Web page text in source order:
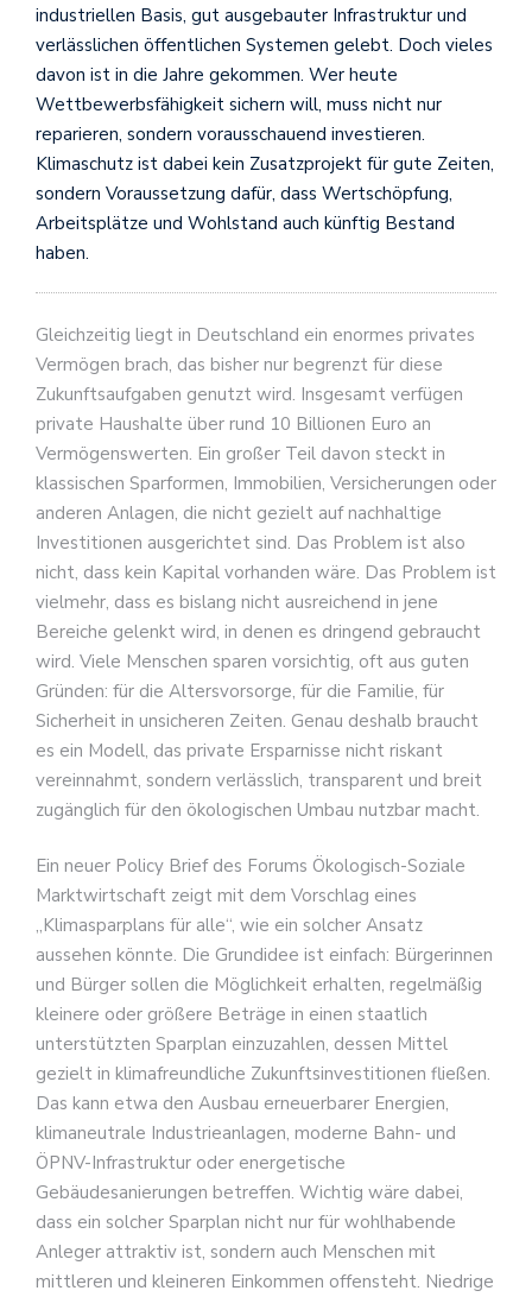
industriellen Basis, gut ausgebauter Infrastruktur und
verlässlichen öffentlichen Systemen gelebt. Doch vieles
davon ist in die Jahre gekommen. Wer heute
Wettbewerbsfähigkeit sichern will, muss nicht nur
reparieren, sondern vorausschauend investieren.
Klimaschutz ist dabei kein Zusatzprojekt für gute Zeiten,
sondern Voraussetzung dafür, dass Wertschöpfung,
Arbeitsplätze und Wohlstand auch künftig Bestand
haben.
Gleichzeitig liegt in Deutschland ein enormes privates
Vermögen brach, das bisher nur begrenzt für diese
Zukunftsaufgaben genutzt wird. Insgesamt verfügen
private Haushalte über rund 10 Billionen Euro an
Vermögenswerten. Ein großer Teil davon steckt in
klassischen Sparformen, Immobilien, Versicherungen oder
anderen Anlagen, die nicht gezielt auf nachhaltige
Investitionen ausgerichtet sind. Das Problem ist also
nicht, dass kein Kapital vorhanden wäre. Das Problem ist
vielmehr, dass es bislang nicht ausreichend in jene
Bereiche gelenkt wird, in denen es dringend gebraucht
wird. Viele Menschen sparen vorsichtig, oft aus guten
Gründen: für die Altersvorsorge, für die Familie, für
Sicherheit in unsicheren Zeiten. Genau deshalb braucht
es ein Modell, das private Ersparnisse nicht riskant
vereinnahmt, sondern verlässlich, transparent und breit
zugänglich für den ökologischen Umbau nutzbar macht.
Ein neuer Policy Brief des Forums Ökologisch-Soziale
Marktwirtschaft zeigt mit dem Vorschlag eines
„Klimasparplans für alle“, wie ein solcher Ansatz
aussehen könnte. Die Grundidee ist einfach: Bürgerinnen
und Bürger sollen die Möglichkeit erhalten, regelmäßig
kleinere oder größere Beträge in einen staatlich
unterstützten Sparplan einzuzahlen, dessen Mittel
gezielt in klimafreundliche Zukunftsinvestitionen fließen.
Das kann etwa den Ausbau erneuerbarer Energien,
klimaneutrale Industrieanlagen, moderne Bahn- und
ÖPNV-Infrastruktur oder energetische
Gebäudesanierungen betreffen. Wichtig wäre dabei,
dass ein solcher Sparplan nicht nur für wohlhabende
Anleger attraktiv ist, sondern auch Menschen mit
mittleren und kleineren Einkommen offensteht. Niedrige